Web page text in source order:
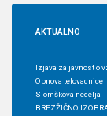
AKTUALNO
Izjava za javnost o
Obnova telovadnice
Slomškova nedelja
BREZŽIČNO